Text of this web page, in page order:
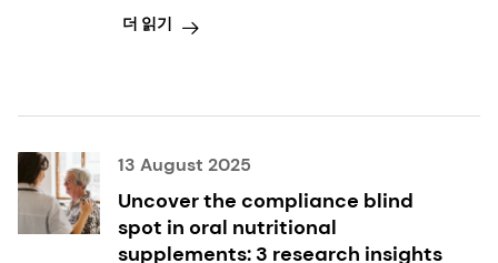
compliance
더 읽기
13 August 2025
Uncover the compliance blind
spot in oral nutritional
supplements: 3 research insights